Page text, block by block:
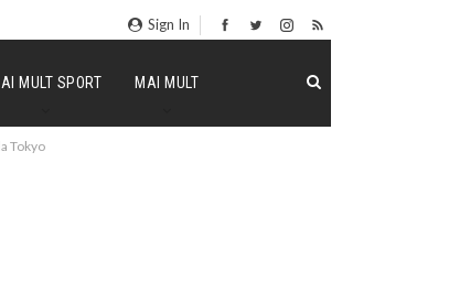
Sign In
MULT SPORT MAI MULT
Tokyo